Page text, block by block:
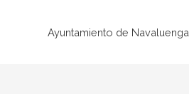
Ayuntamiento de Navaluenga